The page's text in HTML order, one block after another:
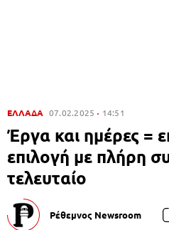
ΕΛΛΑΔΑ 07.02.2025 14:51
Έργα και ημέρες =
επιλογή με πλήρη
τελευταίο
Ρέθεμνος Newsroom